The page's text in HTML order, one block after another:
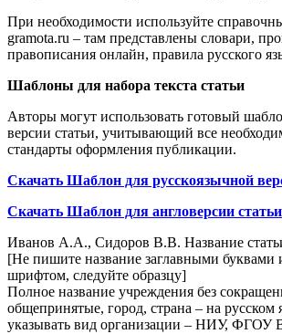
При необходимости используйте
gramota.ru – там представлены словари,
правописания онлайн, правила русского
Шаблоны для набора текста статьи
Авторы могут использовать готовый
версии статьи, учитывающий все
стандарты оформления публикации.
Скачать Шаблон для русскоязычной
Скачать Шаблон для англоверсии статьи
Иванов А.А., Сидоров В.В. Название
[Не пишите название заглавными
шрифтом, следуйте образцу]
Полное название учреждения без
общепринятые, город, страна – на
указывать вид организации – НИУ, ФГОУ